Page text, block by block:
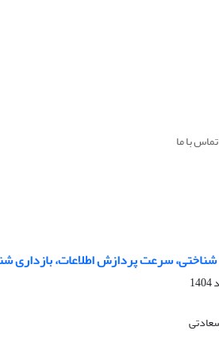
تماس با ما
سرعت پردازش اطلاعات، بازداری